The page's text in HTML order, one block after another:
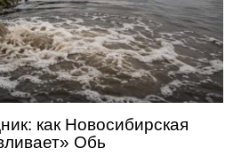
как Новосибирская
Обь